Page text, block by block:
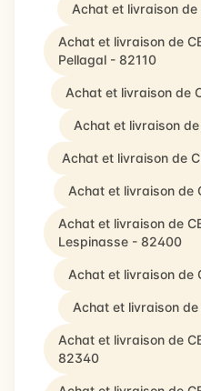
Achat et livraison
Achat et livraison de
Pellagal - 82110
Achat et livraison de
Achat et livraison
Achat et livraison de
Achat et livraison de
Achat et livraison de
Lespinasse - 82400
Achat et livraison de
Achat et livraison
Achat et livraison de
82340